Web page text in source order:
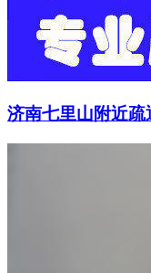
济南七里山附近